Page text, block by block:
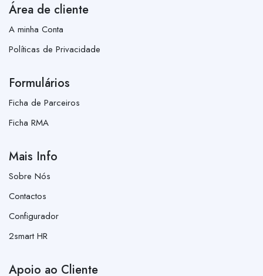
Área de cliente
A minha Conta
Políticas de Privacidade
Formulários
Ficha de Parceiros
Ficha RMA
Mais Info
Sobre Nós
Contactos
Configurador
2smart HR
Apoio ao Cliente